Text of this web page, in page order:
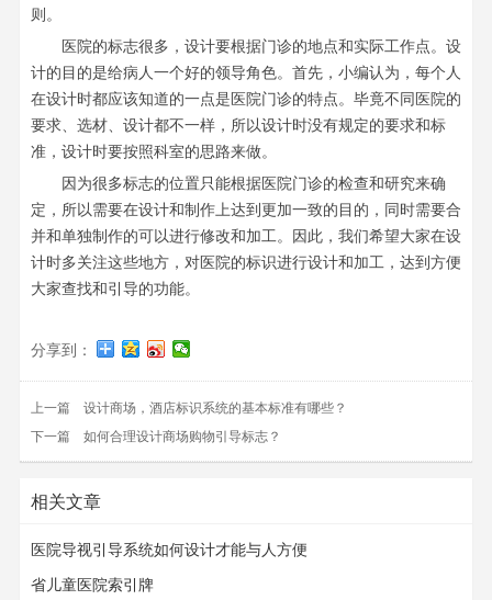
则。
医院的标志很多，设计要根据门诊的地点和实际工作点。设
计的目的是给病人一个好的领导角色。首先，小编认为，每个人
在设计时都应该知道的一点是医院门诊的特点。毕竟不同医院的
要求、选材、设计都不一样，所以设计时没有规定的要求和标
准，设计时要按照科室的思路来做。
因为很多标志的位置只能根据医院门诊的检查和研究来确
定，所以需要在设计和制作上达到更加一致的目的，同时需要合
并和单独制作的可以进行修改和加工。因此，我们希望大家在设
计时多关注这些地方，对医院的标识进行设计和加工，达到方便
大家查找和引导的功能。
分享到：
上一篇 设计商场，酒店标识系统的基本标准有哪些？
下一篇 如何合理设计商场购物引导标志？
相关文章
医院导视引导系统如何设计才能与人方便
省儿童医院索引牌